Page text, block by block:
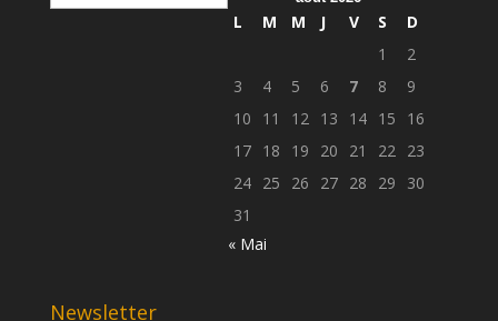
L M M J V S
D
1
2
3
4 5 6 7 8
9
10
11 12 13 14 15
16
17 18 19 20 21 22
23
24 25 26 27 28 29
30
31
« Mai
Newsletter